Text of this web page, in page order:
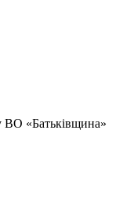
ВО «Батьківщина»